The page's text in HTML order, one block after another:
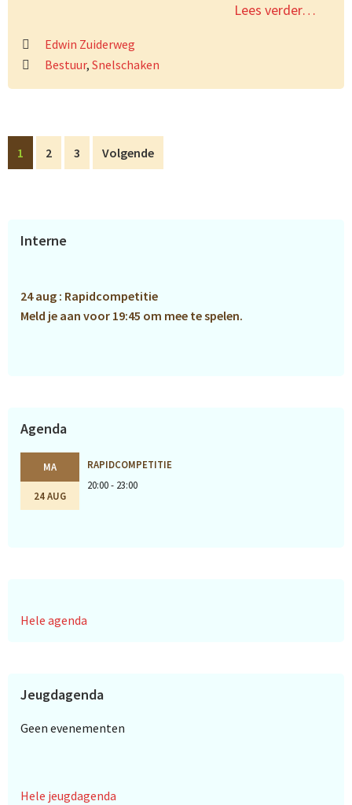
Lees verder…
Edwin Zuiderweg
Bestuur, Snelschaken
Pagina
1 Pagina
2 Pagina
3 Volgende
Primaire
Interne
24 aug : Rapidcompetitie
Meld je aan voor 19:45 om mee te spelen.
Agenda
MA
24 AUG
RAPIDCOMPETITIE
20:00 - 23:00
Hele agenda
Jeugdagenda
Geen evenementen
Hele jeugdagenda